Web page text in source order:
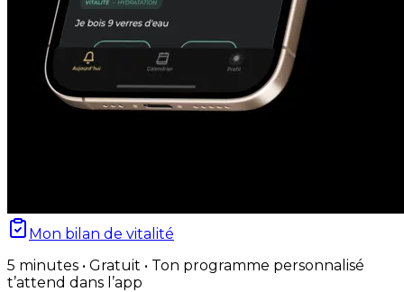
Mon bilan de vitalité
5 minutes • Gratuit • Ton programme personnalisé
t’attend dans l’app